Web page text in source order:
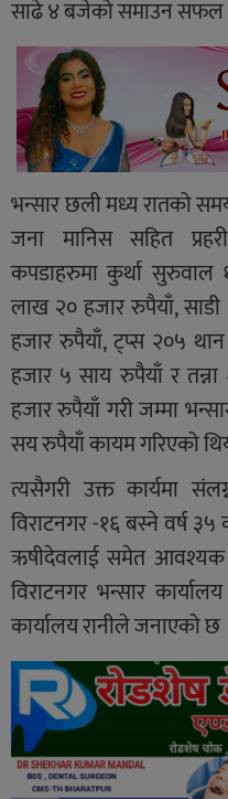
साढे ४ बजेको समाउन सफल
भन्सार छली मध्य रातको
जना मानिस सहित
कपडाहरुमा कुर्था सुरुवाल
लाख २० हजार रुपैयाँ,
हजार रुपैयाँ, ट्प्स २०५
हजार ५ साय रुपैयाँ र
हजार रुपैयाँ गरी जम्मा
सय रुपैयाँ कायम गरिएको
त्यसैगरी उक्त कार्यमा
विराटनगर -१६ बस्ने वर्ष
ऋषीदेवलाई समेत आवश्यक
विराटनगर भन्सार
कार्यालय रानीले जनाएको छ